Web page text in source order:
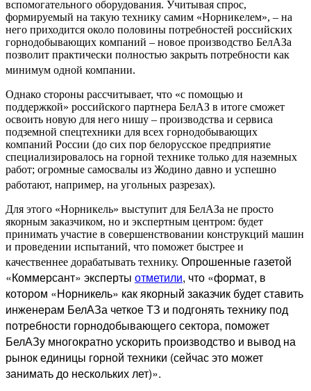
вспомогательного оборудования. Учитывая спрос,
формируемый на такую технику самим «Норникелем», – на
него приходится около половины потребностей российских
горнодобывающих компаний – новое производство БелАЗа
позволит практически полностью закрыть потребности как
минимум одной компании.
Однако стороны рассчитывает, что «с помощью и
поддержкой» российского партнера БелАЗ в итоге сможет
освоить новую для него нишу – производства и сервиса
подземной спецтехники для всех горнодобывающих
компаний России (до сих пор белорусское предприятие
специализировалось на горной технике только для наземных
работ; огромные самосвалы из Жодино давно и успешно
работают, например, на угольных разрезах).
Для этого «Норникель» выступит для БелАЗа не просто
якорным заказчиком, но и экспертным центром: будет
принимать участие в совершенствовании конструкций машин
и проведении испытаний, что поможет быстрее и
качественнее дорабатывать технику. Опрошенные газетой
«Коммерсант» эксперты отметили, что «формат, в
котором «Норникель» как якорный заказчик будет ставить
инженерам БелАЗа четкое ТЗ и подгонять технику под
потребности горнодобывающего сектора, поможет
БелАЗу многократно ускорить производство и вывод на
рынок единицы горной техники (сейчас это может
занимать до нескольких лет)».